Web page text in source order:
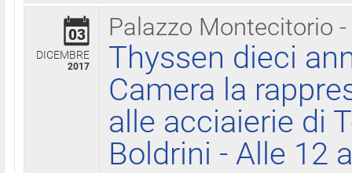
Palazzo Montecitorio
03
DICEMBRE
2017
Thyssen dieci
Camera la
alle acciaierie di
Boldrini - Alle 12